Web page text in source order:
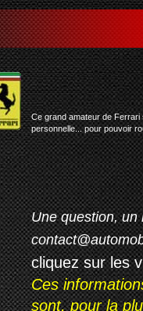
Ce grand amateur de
personnelle... pour pouvoir
Une question, un
cliquez sur les
Ces
sont, pour la